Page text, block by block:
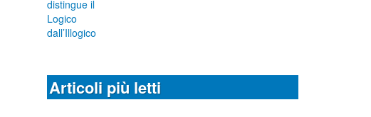
Articoli più letti